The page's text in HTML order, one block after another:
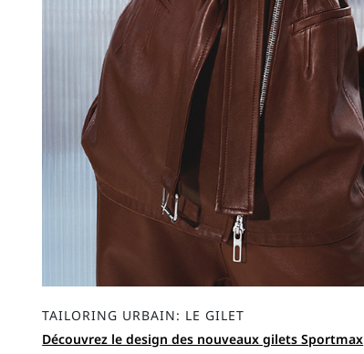
TAILORING URBAIN: LE GILET
Découvrez le design des nouveaux gilets Sportmax